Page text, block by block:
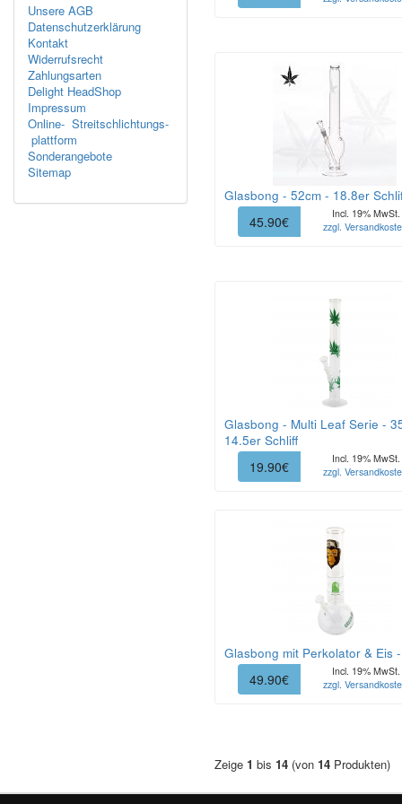
Glasbong - 52cm - 18.8er
45.90€
Incl. 19% MwSt.
zzgl.
Glasbong - Multi Leaf Serie -
14.5er Schliff
19.90€
Incl. 19% MwSt.
zzgl.
Glasbong mit Perkolator & Eis
49.90€
Incl. 19% MwSt.
zzgl.
Zeige 1 bis 14 (von 14 Produkten)
Unsere AGB
Datenschutzerklärung
Kontakt
Widerrufsrecht
Zahlungsarten
Delight HeadShop
Impressum
Online- Streitschlichtungs-
plattform
Sonderangebote
Sitemap